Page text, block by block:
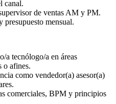
canal.
de ventas AM y PM.
mensual.
tecnólogo/a en áreas
o afines.
como vendedor(a) asesor(a)
comerciales, BPM y principios